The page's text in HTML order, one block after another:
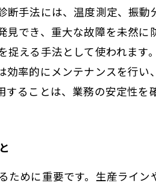
手法には、温度測定、振
でき、重大な故障を未然
える手法として使われま
率的にメンテナンスを行
ることは、業務の安定性を
めに重要です。生産ライ